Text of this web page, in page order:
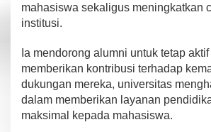
mahasiswa seka ligus meningkatkan
institusi.
a mendorong alumni untuk tetap aktif
memberikan kontribusi terhadap
dukungan mereka, universitas mengh
dalam memberikan layanan
maksimal kepada mahasiswa.